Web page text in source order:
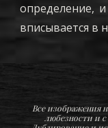
определение,
вписывается в
Все изображения
любезности и